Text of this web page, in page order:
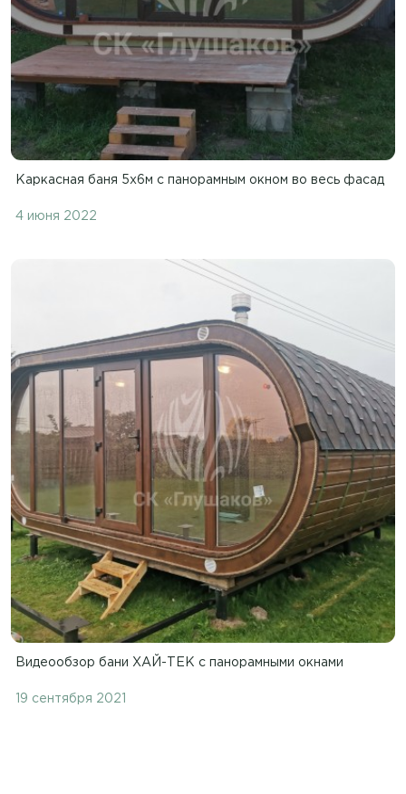
Каркасная баня 5х6м с панорамным окном во весь фасад
4 июня 2022
Видеообзор бани ХАЙ-ТЕК с панорамными окнами
19 сентября 2021